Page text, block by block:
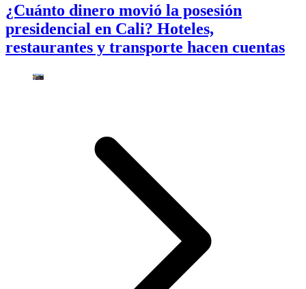
¿Cuánto dinero movió la posesión
presidencial en Cali? Hoteles,
restaurantes y transporte hacen cuentas